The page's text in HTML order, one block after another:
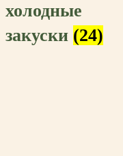
холодные
закуски (24)